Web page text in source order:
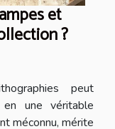
et
?
peut
une véritable
méconnu, mérite